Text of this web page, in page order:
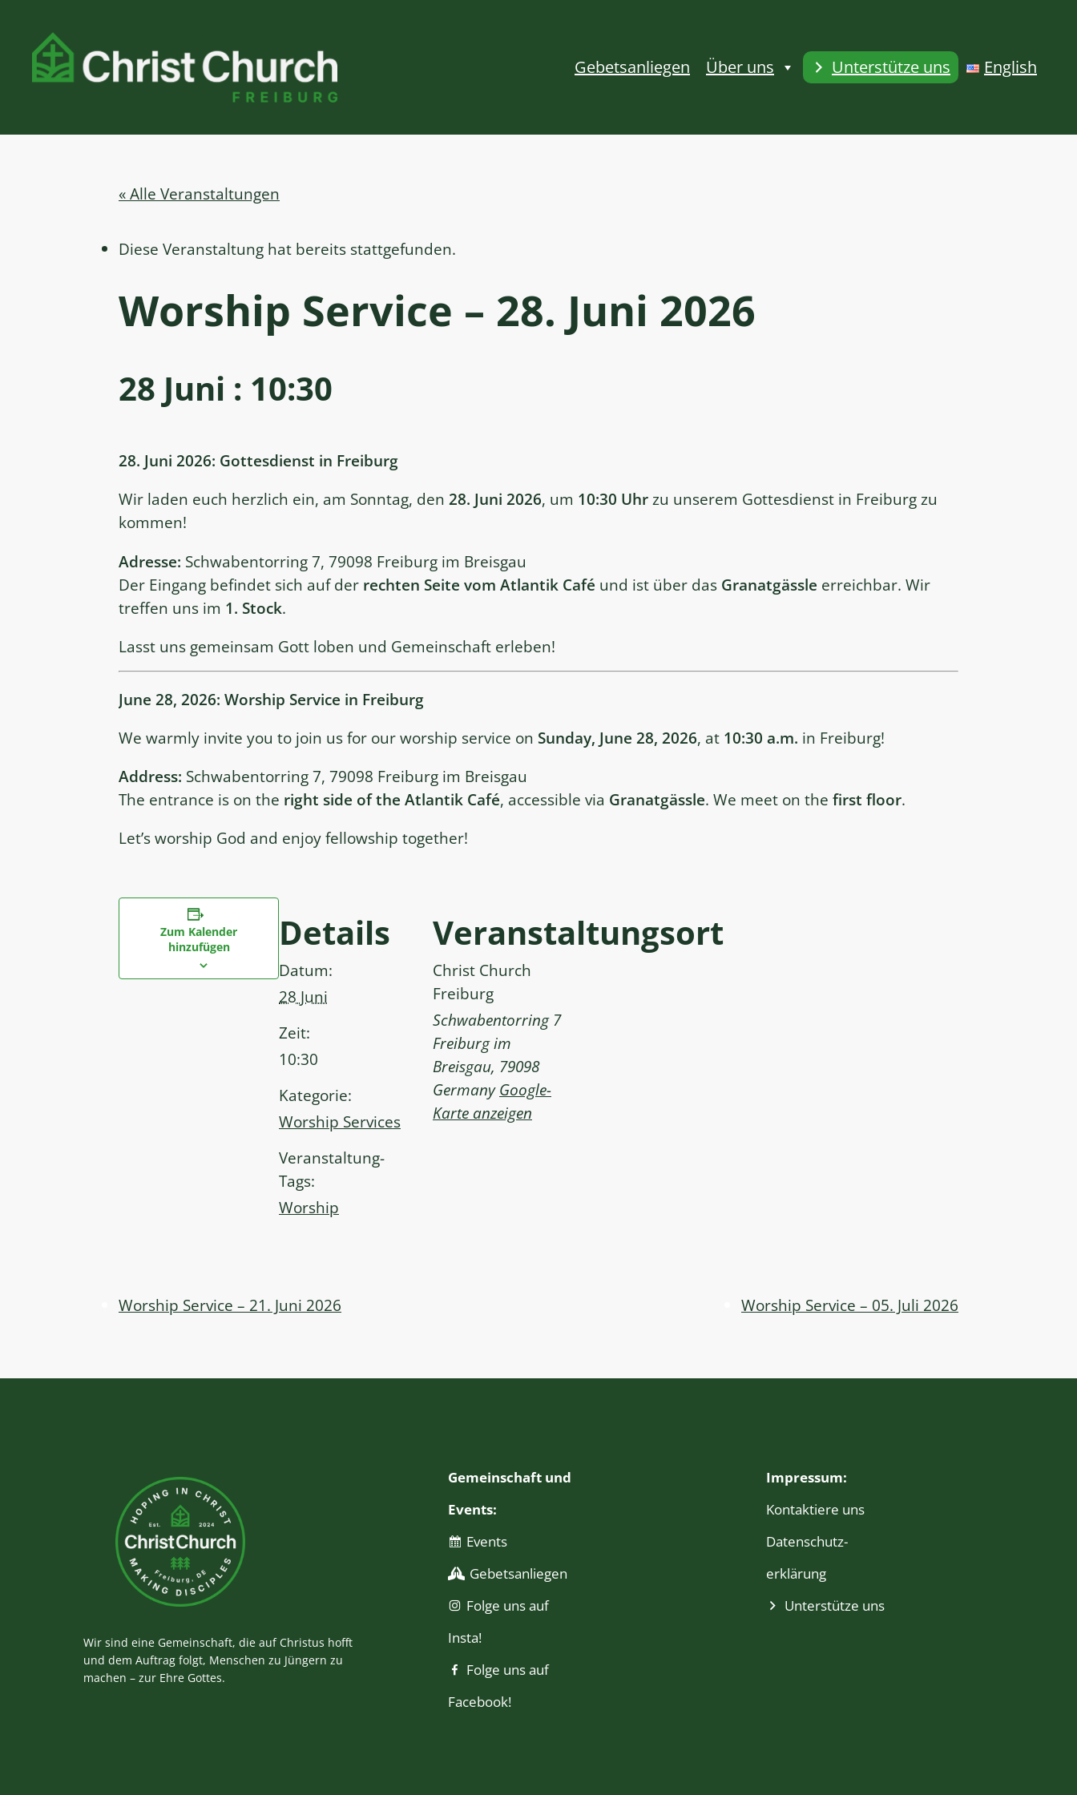
Gebetsanliegen Über uns Unterstütze uns English
« Alle Veranstaltungen
Diese Veranstaltung hat bereits stattgefunden.
Worship Service – 28. Juni 2026
28 Juni : 10:30
28. Juni 2026: Gottesdienst in Freiburg
Wir laden euch herzlich ein, am Sonntag, den 28. Juni 2026, um 10:30 Uhrzu unserem Gottesdienst in Freiburg zu
kommen!
Adresse: Schwabentorring 7, 79098 Freiburg im Breisgau
Der Eingang befindet sich auf der rechten Seite vom Atlantik Café und ist über das Granatgässle erreichbar. Wir
treffen uns im 1. Stock.
Lasst uns gemeinsam Gott loben und Gemeinschaft erleben!
June 28, 2026: Worship Service in Freiburg
We warmly invite you to join us for our worship service on Sunday, June 28, 2026, at 10:30 a.m. in Freiburg!
Address: Schwabentorring 7, 79098 Freiburg im Breisgau
The entrance is on the right side of the Atlantik Café, accessible via Granatgässle. We meet on the first floor.
Let’s worship God and enjoy fellowship together!
Zum Kalender
hinzufügen
Details
Datum:
28 Juni
Zeit:
10:30
Kategorie:
Worship Services
Veranstaltung-
Tags:
Worship
Veranstaltungsort
Christ Church
Freiburg
Schwabentorring 7
Freiburg im
Breisgau, 79098
Germany Google-
Karte anzeigen
Worship Service – 21. Juni 2026 Worship Service – 05. Juli 2026
Wir sind eine Gemeinschaft, die auf Christus hofft
und dem Auftrag folgt, Menschen zu Jüngern zu
machen – zur Ehre Gottes.
Gemeinschaft und
Events:
Events
Gebetsanliegen
Folge uns auf
Insta!
Folge uns auf
Facebook!
Impressum:
Kontaktiere uns
Daten­schutz­
erklärung
Unterstütze uns